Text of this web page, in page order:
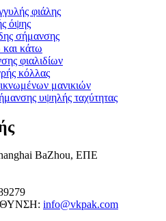
φιάλης
όψης
σήμανσης
κάτω
φιαλιδίων
κόλλας
μανικιών
υψηλής ταχύτητας
BaZhou, ΕΠΕ
info@vkpak.com